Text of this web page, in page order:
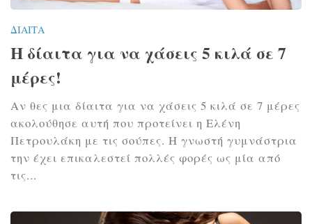
ΔΊΑΙΤΑ
Η δίαιτα για να χάσεις 5 κιλά σε 7
μέρες!
Αν θες μια δίαιτα για να χάσεις 5 κιλά σε 7 μέρες
ακολούθησε αυτή που προτείνει η Ελένη
Πετρουλάκη με τις σούπες. Η γνωστή γυμνάστρια
την έχει επικαλεστεί πολλές φορές ως μία από
τις...